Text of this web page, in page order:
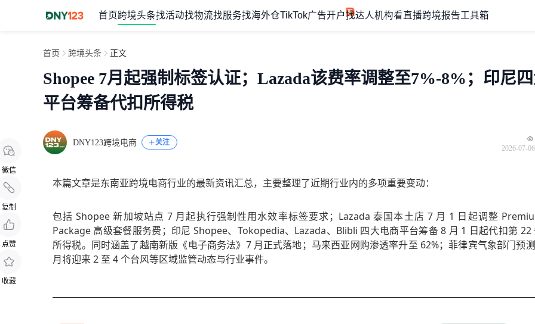
首页 跨境头条找活动找物流找服务找海外仓TikTok广告开户找达人机构看直播跨境报告工具箱
微信
复制
点赞
收藏
首页 跨境头条 正文
Shopee 7月起强制标签认证；Lazada该费率调整至7%-8%；印尼
平台筹备代扣所得税
DNY123跨境电商 关注
2026-07-
本篇文章是东南亚跨境电商行业的最新资讯汇总，主要整理了近期行业内的多项重要变动：
包括 Shopee 新加坡站点 7 月起执行强制性用水效率标签要求；Lazada 泰国本土店 7 月 1 日起调整
Package 高级套餐服务费；印尼 Shopee、Tokopedia、Lazada、Blibli 四大电商平台筹备 8 月 1 日起代扣第 22
所得税。同时涵盖了越南新版《电子商务法》7 月正式落地；马来西亚网购渗透率升至 62%；菲律宾气象部门预
月将迎来 2 至 4 个台风等区域监管动态与行业事件。